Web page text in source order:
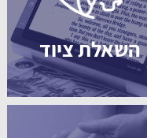
השאלת ציוד